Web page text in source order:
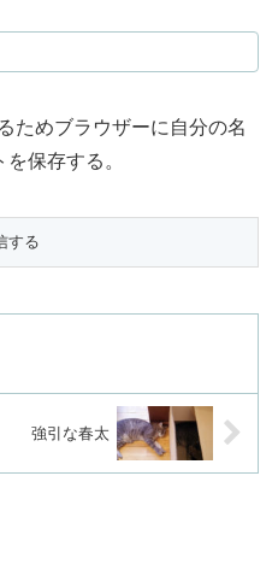
ためブラウザーに自分の名
保存する。
強引な春太